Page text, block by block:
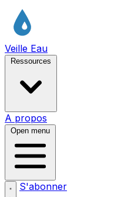
Veille Eau
Ressources
A propos
Open menu
S'abonner